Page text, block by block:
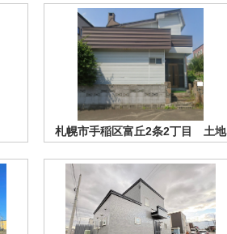
札幌市手稲区富丘2条2丁目 土地